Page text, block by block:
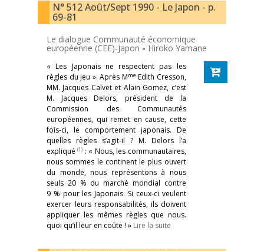
N° 512 Août/Sept 1990 - Le Japon - p.
69-81
Le dialogue Communauté économique
européenne (CEE)-Japon - Hiroko Yamane
« Les Japonais ne respectent pas les
règles du jeu ». Après MmeEdith Cresson,
MM. Jacques Calvet et Alain Gomez, c’est
M. Jacques Delors, président de la
Commission des Communautés
européennes, qui remet en cause, cette
fois-ci, le comportement japonais. De
quelles règles s’agit-il ? M. Delors l’a
expliqué(1) : « Nous, les communautaires,
nous sommes le continent le plus ouvert
du monde, nous représentons à nous
seuls 20 % du marché mondial contre
9 % pour les Japonais. Si ceux-ci veulent
exercer leurs responsabilités, ils doivent
appliquer les mêmes règles que nous.
quoi qu’il leur en coûte ! » Lire la suite